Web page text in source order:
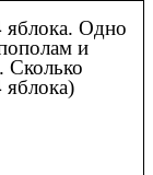
яблока. Одно
и
Сколько
яблока)